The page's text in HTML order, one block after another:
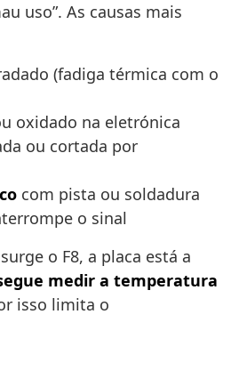
uso”. As causas mais
(fadiga térmica com o
oxidado na eletrónica
ou cortada por
com pista ou soldadura
o sinal
o F8, a placa está a
medir a temperatura
isso limita o